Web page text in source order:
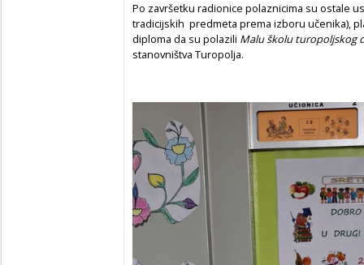
Po završetku radionice polaznicima su ostale
tradicijskih predmeta prema izboru učenika),
diploma da su polazili Malu školu turopoljskog
stanovništva Turopolja.